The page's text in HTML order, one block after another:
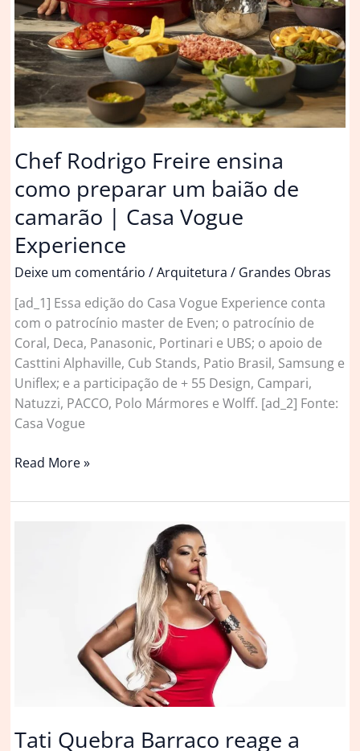
Chef Rodrigo Freire ensina
como preparar um baião de
camarão | Casa Vogue
Experience
Deixe um comentário /Arquitetura / Grandes Obras
[ad_1] Essa edição do Casa Vogue Experience conta
com o patrocínio master de Even; o patrocínio de
Coral, Deca, Panasonic, Portinari e UBS; o apoio de
Casttini Alphaville, Cub Stands, Patio Brasil, Samsung e
Uniflex; e a participação de + 55 Design, Campari,
Natuzzi, PACCO, Polo Mármores e Wolff. [ad_2] Fonte:
Casa Vogue
Chef
Freire
Read More »
Tati Quebra Barraco reage a